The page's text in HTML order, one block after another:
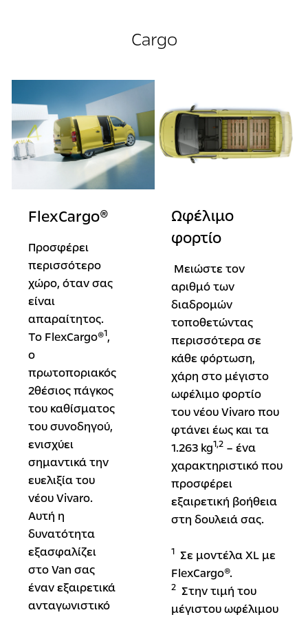
Cargo
FlexCargo®
Προσφέρει
περισσότερο
χώρο, όταν σας
είναι
απαραίτητος.
Το FlexCargo®1,
ο
πρωτοποριακός
2θέσιος πάγκος
του καθίσματος
του συνοδηγού,
ενισχύει
σημαντικά την
ευελιξία του
νέου Vivaro.
Αυτή η
δυνατότητα
εξασφαλίζει
στο Van σας
έναν εξαιρετικά
ανταγωνιστικό
Ωφέλιμο
φορτίο
Μειώστε τον
αριθμό των
διαδρομών
τοποθετώντας
περισσότερα σε
κάθε φόρτωση,
χάρη στο μέγιστο
ωφέλιμο φορτίο
του νέου Vivaro που
φτάνει έως και τα
1.263 kg1,2– ένα
χαρακτηριστικό που
προσφέρει
εξαιρετική βοήθεια
στη δουλειά σας.
1Σε μοντέλα XL με
FlexCargo®.
2Στην τιμή του
μέγιστου ωφέλιμου